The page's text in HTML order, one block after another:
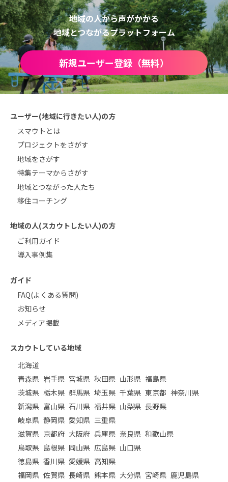
地域の人から声がかかる
地域とつながるプラットフォーム
新規ユーザー登録（無料）
ユーザー(地域に行きたい人)の方
スマウトとは
プロジェクトをさがす
地域をさがす
特集テーマからさがす
地域とつながった人たち
移住コーチング
地域の人(スカウトしたい人)の方
ご利用ガイド
導入事例集
ガイド
FAQ(よくある質問)
お知らせ
メディア掲載
スカウトしている地域
北海道
青森県 岩手県 宮城県 秋田県 山形県 福島県
茨城県 栃木県 群馬県 埼玉県 千葉県 東京都 神奈川県
新潟県 富山県 石川県 福井県 山梨県 長野県
岐阜県 静岡県 愛知県 三重県
滋賀県 京都府 大阪府 兵庫県 奈良県 和歌山県
鳥取県 島根県 岡山県 広島県 山口県
徳島県 香川県 愛媛県 高知県
福岡県 佐賀県 長崎県 熊本県 大分県 宮崎県 鹿児島県